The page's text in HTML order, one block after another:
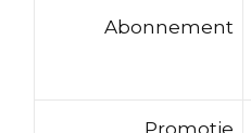
Abonnement
Promotie